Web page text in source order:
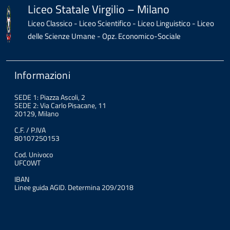
Liceo Statale Virgilio – Milano
Liceo Classico - Liceo Scientifico - Liceo Linguistico - Liceo
delle Scienze Umane - Opz. Economico-Sociale
Informazioni
SEDE 1: Piazza Ascoli, 2
SEDE 2: Via Carlo Pisacane, 11
20129, Milano
C.F. / P.IVA
80107250153
Cod. Univoco
UFC0WT
IBAN
Linee guida AGID. Determina 209/2018